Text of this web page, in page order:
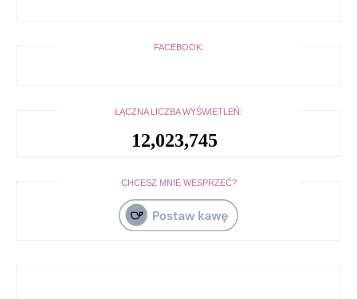
FACEBOOK:
ŁĄCZNA LICZBA WYŚWIETLEŃ:
12,023,745
CHCESZ MNIE WESPRZEĆ?